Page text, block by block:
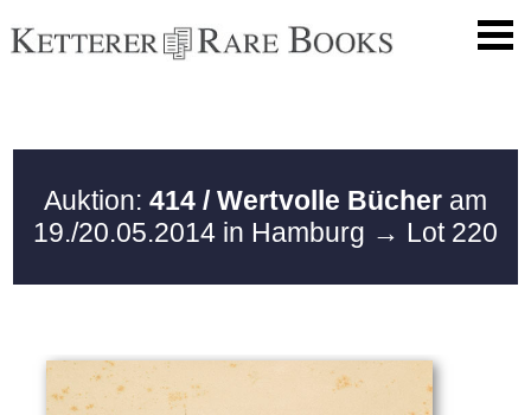
Auktion: 414 / Wertvolle Bücher am
19./20.05.2014 in Hamburg → Lot 220